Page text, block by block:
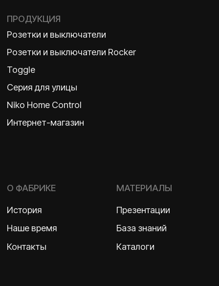
2026 ©
ООО «Бельгийская электротехника»
ИНН 7710498979 ОГРН 1157746609350